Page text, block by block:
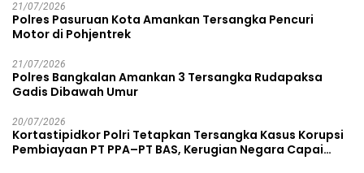
21/07/2026
Polres Pasuruan Kota Amankan Tersangka Pencuri
Motor di Pohjentrek
21/07/2026
Polres Bangkalan Amankan 3 Tersangka Rudapaksa
Gadis Dibawah Umur
20/07/2026
Kortastipidkor Polri Tetapkan Tersangka Kasus Korupsi
Pembiayaan PT PPA–PT BAS, Kerugian Negara Capai